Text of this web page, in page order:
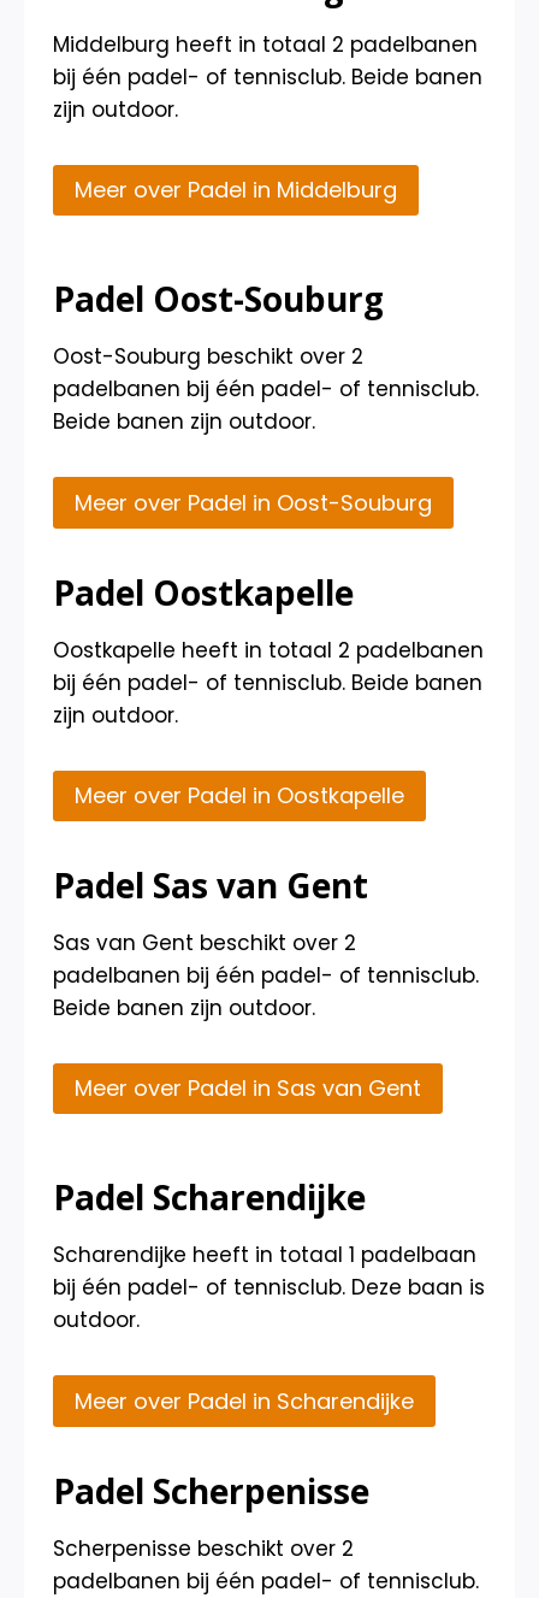
Middelburg heeft in totaal 2 padelbanen
bij één padel- of tennisclub. Beide banen
zijn outdoor.
Meer over Padel in Middelburg
Padel Oost-Souburg
Oost-Souburg beschikt over 2
padelbanen bij één padel- of tennisclub.
Beide banen zijn outdoor.
Meer over Padel in Oost-Souburg
Padel Oostkapelle
Oostkapelle heeft in totaal 2 padelbanen
bij één padel- of tennisclub. Beide banen
zijn outdoor.
Meer over Padel in Oostkapelle
Padel Sas van Gent
Sas van Gent beschikt over 2
padelbanen bij één padel- of tennisclub.
Beide banen zijn outdoor.
Meer over Padel in Sas van Gent
Padel Scharendijke
Scharendijke heeft in totaal 1 padelbaan
bij één padel- of tennisclub. Deze baan is
outdoor.
Meer over Padel in Scharendijke
Padel Scherpenisse
Scherpenisse beschikt over 2
padelbanen bij één padel- of tennisclub.